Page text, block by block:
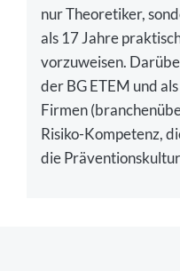
nur Theoretiker,
als 17 Jahre
vorzuweisen.
der BG ETEM und
Firmen
Risiko-Kompetenz,
die